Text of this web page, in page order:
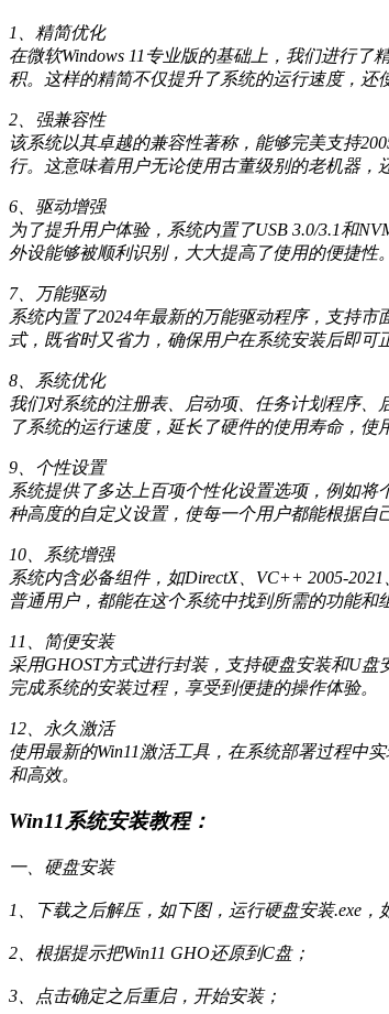
1、精简优化
在微软Windows 11专业版的基础上，我们进行
积。这样的精简不仅提升了系统的运行速度，还
2、强兼容性
该系统以其卓越的兼容性著称，能够完美支持
行。这意味着用户无论使用古董级别的老机器，
6、驱动增强
为了提升用户体验，系统内置了USB 3.0/3.1和
外设能够被顺利识别，大大提高了使用的便捷性。
7、万能驱动
系统内置了2024年最新的万能驱动程序，支持
式，既省时又省力，确保用户在系统安装后即可
8、系统优化
我们对系统的注册表、启动项、任务计划程序
了系统的运行速度，延长了硬件的使用寿命，使
9、个性设置
系统提供了多达上百项个性化设置选项，例如
种高度的自定义设置，使每一个用户都能根据自
10、系统增强
系统内含必备组件，如DirectX、VC++ 2005-
普通用户，都能在这个系统中找到所需的功能和
11、简便安装
采用GHOST方式进行封装，支持硬盘安装和U
完成系统的安装过程，享受到便捷的操作体验。
12、永久激活
使用最新的Win11激活工具，在系统部署过程中
和高效。
Win11系统安装教程：
一、硬盘安装
1、下载之后解压，如下图，运行硬盘安装.exe
2、根据提示把Win11 GHO还原到C盘；
3、点击确定之后重启，开始安装；